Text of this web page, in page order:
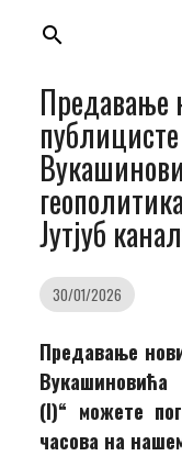
search
Предавање
Јутјуб
30/01/2026
Предавање
Вукашиновића
(I)“ можете
часова на